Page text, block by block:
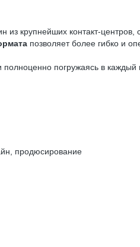
из крупнейших контакт-
позволяет более гибко и
погружаясь в каждый
продюсирование